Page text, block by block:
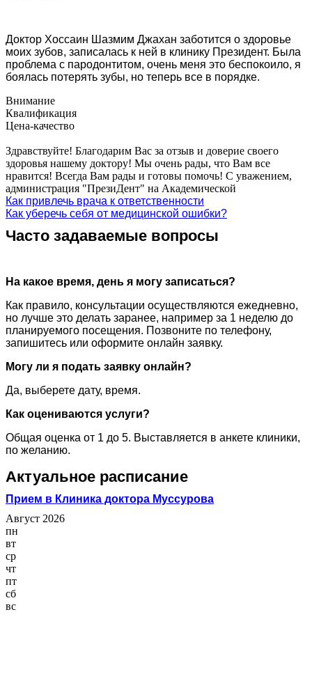
Доктор Хоссаин Шазмим Джахан заботится о здоровье
моих зубов, записалась к ней в клинику Президент. Была
проблема с пародонтитом, очень меня это беспокоило, я
боялась потерять зубы, но теперь все в порядке.
Внимание
Квалификация
Цена-качество
Здравствуйте! Благодарим Вас за отзыв и доверие своего
здоровья нашему доктору! Мы очень рады, что Вам все
нравится! Всегда Вам рады и готовы помочь! С уважением,
администрация "ПрезиДент" на Академической
Как привлечь врача к ответственности
Как уберечь себя от медицинской ошибки?
Часто задаваемые вопросы
На какое время, день я могу записаться?
Как правило, консультации осуществляются ежедневно,
но лучше это делать заранее, например за 1 неделю до
планируемого посещения. Позвоните по телефону,
запишитесь или оформите онлайн заявку.
Могу ли я подать заявку онлайн?
Да, выберете дату, время.
Как оцениваются услуги?
Общая оценка от 1 до 5. Выставляется в анкете клиники,
по желанию.
Актуальное расписание
Прием в Клиника доктора Муссурова
Август 2026
пн
вт
ср
чт
пт
сб
вс